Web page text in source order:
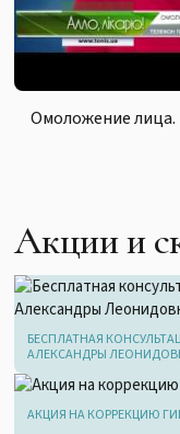
Омоложение
Акции и
БЕСПЛАТНАЯ
АЛЕКСАНДРЫ
АКЦИЯ НА КОРРЕКЦИЮ